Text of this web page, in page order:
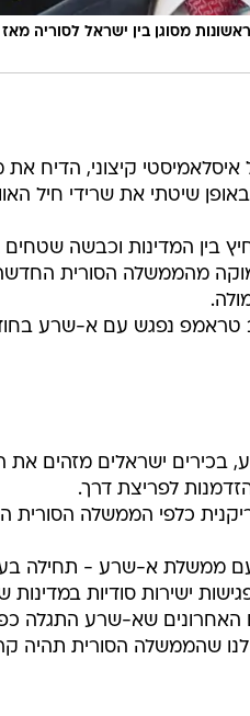
מסוגן בין ישראל לסוריה מאז 2011
קיצוני, הדיח
שיטתי את שרידי חיל
בין המדינות וכבשה שטחים
מהממשלה הסורית
טראמפ נפגש עם א-שרע
ישראלים מזהים את
לפריצת דרך.
כלפי הממשלה הסורית
ממשלת א-שרע - תחילה
ישירות סודיות
האחרונים שא-שרע התגלה
שהממשלה הסורית תהיה